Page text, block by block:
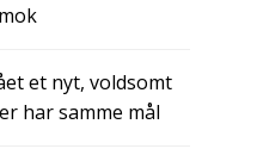
et nyt, voldsomt
har samme mål